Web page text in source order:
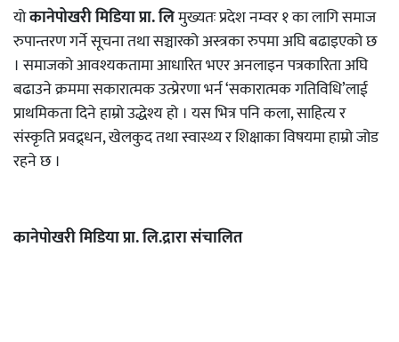
योकानेपोखरी मिडिया प्रा. लिमुख्यतः प्रदेश नम्वर १ का लागि समाज
रुपान्तरण गर्ने सूचना तथा सञ्चारको अस्त्रका रुपमा अघि बढाइएको छ
। समाजको आवश्यकतामा आधारित भएर अनलाइन पत्रकारिता अघि
बढाउने क्रममा सकारात्मक उत्प्रेरणा भर्न ‘सकारात्मक गतिविधि’लाई
प्राथमिकता दिने हाम्रो उद्धेश्य हो । यस भित्र पनि कला, साहित्य र
संस्कृति प्रवद्र्धन, खेलकुद तथा स्वास्थ्य र शिक्षाका विषयमा हाम्रो जोड
रहने छ ।
कानेपोखरी मिडिया प्रा. लि.द्रारा संचालित